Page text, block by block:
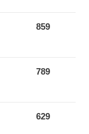
859
789
629